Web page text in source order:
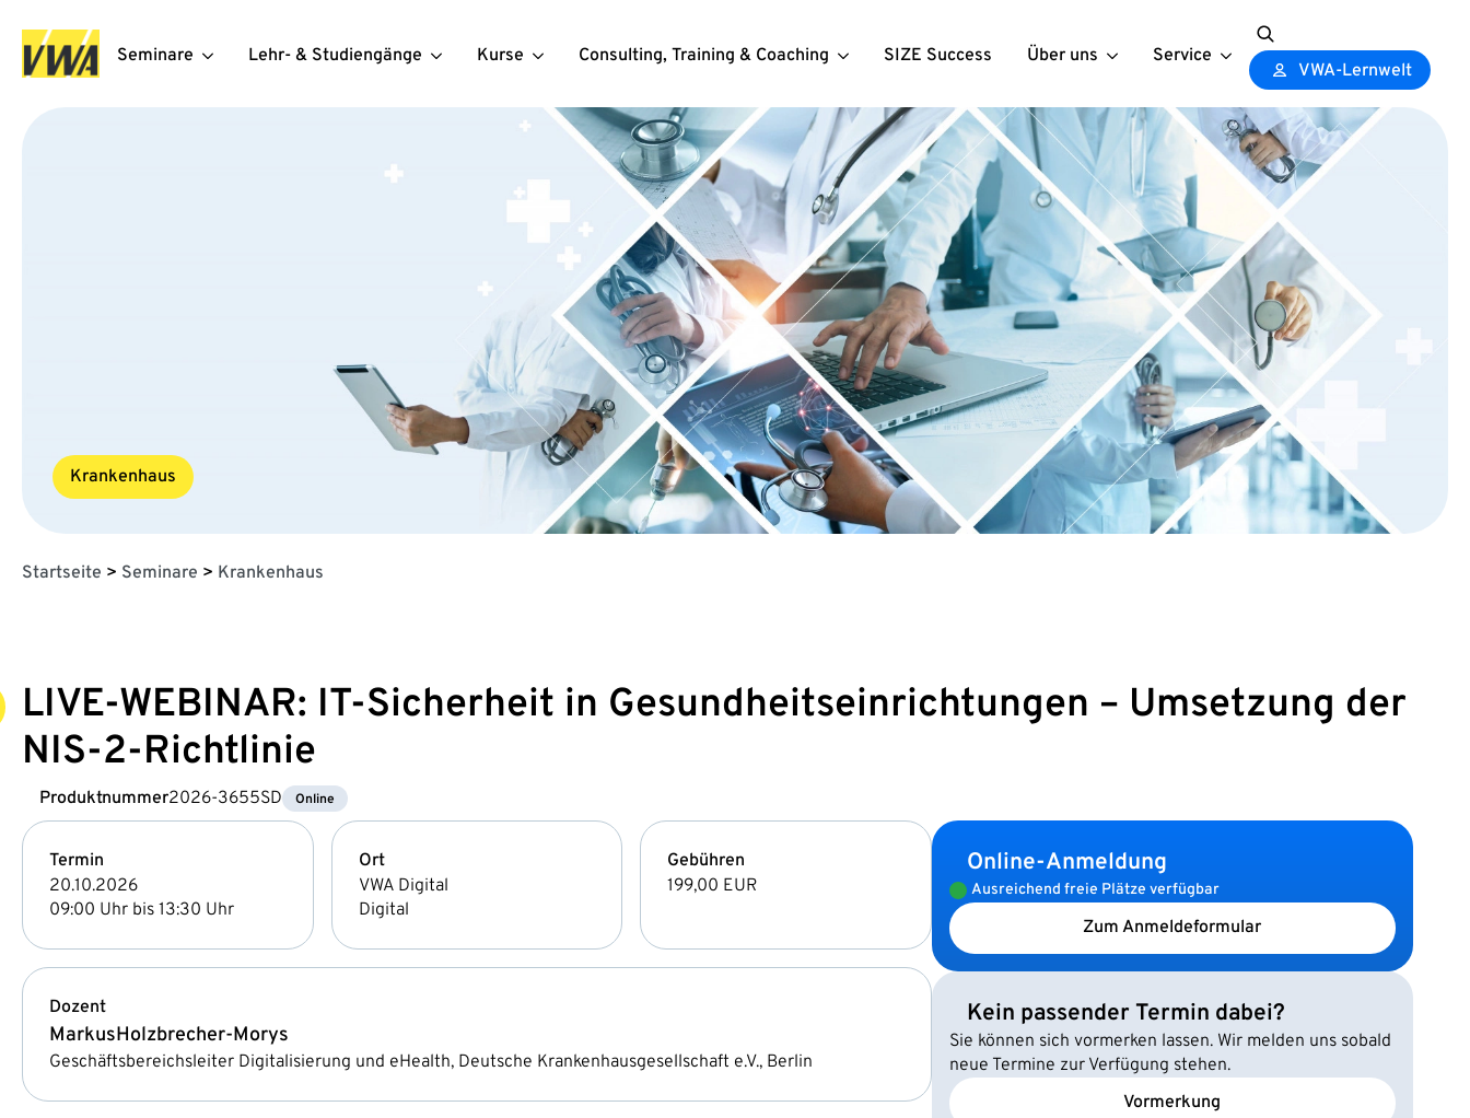
Seminare Lehr- & Studiengänge Kurse Consulting, Training & Coaching SIZE Success Über uns Service
Search
for:
VWA-Lernwelt
Krankenhaus
Startseite > Seminare > Krankenhaus
LIVE-WEBINAR: IT-Sicherheit in Gesundheitseinrichtungen – Umsetzung der
NIS-2-Richtlinie
Produktnummer2026-3655SD Online
Termin
20.10.2026
09:00 Uhr bis 13:30 Uhr
Ort
VWA Digital
Digital
Gebühren
199,00 EUR
Dozent
MarkusHolzbrecher-Morys
Geschäftsbereichsleiter Digitalisierung und eHealth, Deutsche Krankenhausgesellschaft e.V., Berlin
Online-Anmeldung
Ausreichend freie Plätze verfügbar
Zum Anmeldeformular
Kein passender Termin dabei?
Sie können sich vormerken lassen. Wir melden uns sobald
neue Termine zur Verfügung stehen.
Vormerkung